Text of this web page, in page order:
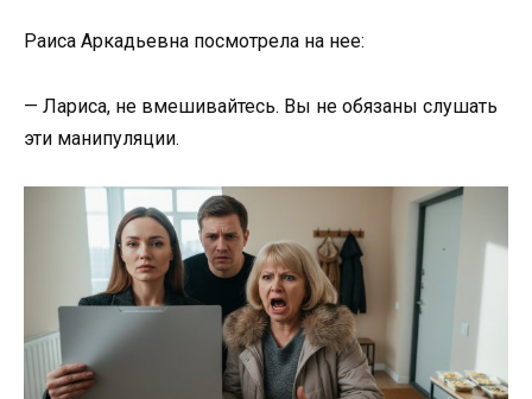
Раиса Аркадьевна посмотрела на нее:
— Лариса, не вмешивайтесь. Вы не обязаны слушать
эти манипуляции.